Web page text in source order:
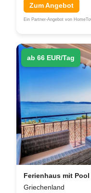
Zum Angebot
Ein Partner-Angebot von
ab 66 EUR/Tag
Ferienhaus mit
Griechenland